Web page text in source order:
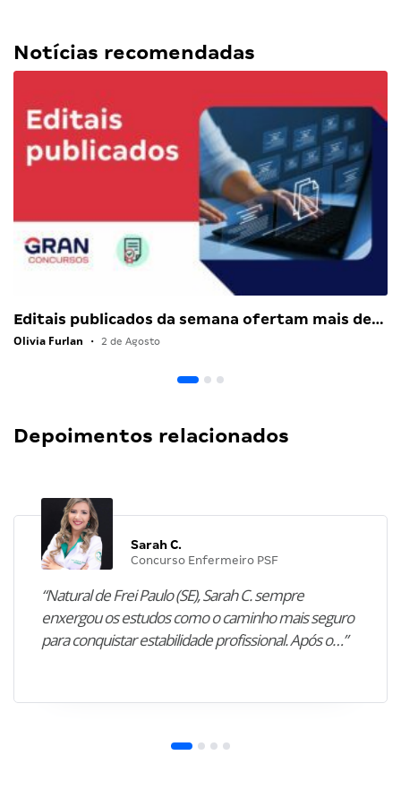
Notícias recomendadas
Editais publicados da semana ofertam mais de…
Olivia Furlan • 2 de Agosto
Depoimentos relacionados
Sarah C.
Concurso Enfermeiro PSF
“Natural de Frei Paulo (SE), Sarah C. sempre
enxergou os estudos como o caminho mais seguro
para conquistar estabilidade profissional. Após o…”